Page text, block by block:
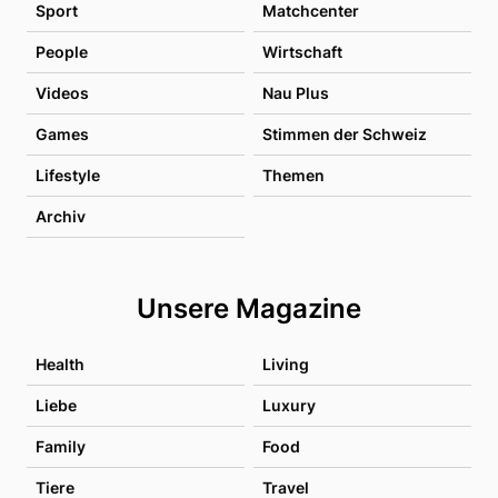
Sport Matchcenter
People Wirtschaft
Videos Nau Plus
Games Stimmen der Schweiz
Lifestyle Themen
Archiv
Unsere Magazine
Health Living
Liebe Luxury
Family Food
Tiere Travel